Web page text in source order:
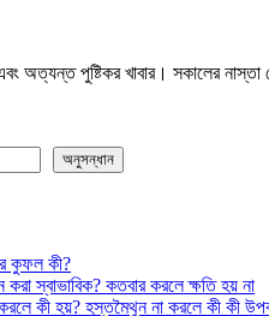
পুষ্টিকর খাবার। সকালের নাস্তা
অনুসন্ধান
কুফল কী?
স্বাভাবিক? কতবার করলে ক্ষতি হয় না
কী হয়? হস্তমৈথুন না করলে কী কী